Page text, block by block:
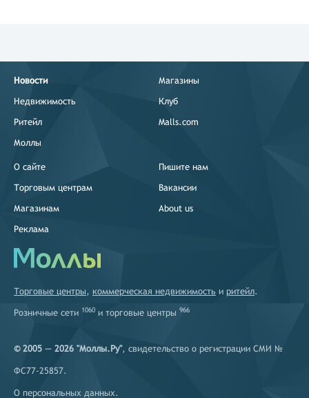
Новости
Недвижимость
Ритейл
Моллы
Магазины
Клуб
Malls.com
О сайте
Торговым центрам
Магазинам
Реклама
Пишите нам
Вакансии
About us
Торговые центры, коммерческая недвижимость и ритейл.
Розничные сети 1060 и торговые центры 966
© 2005 — 2026 "Моллы.Ру", свидетельство о регистрации СМИ №
ФС77-25857.
О персональных данных.